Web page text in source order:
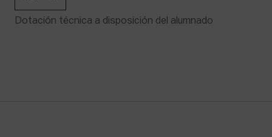
Dotación técnica a disposición del alumnado